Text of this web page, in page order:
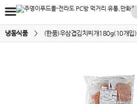
냉동식품 > (한품)우삼겹김치찌개180g(10개입)